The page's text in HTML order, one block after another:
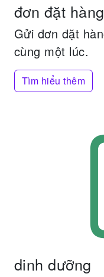
đơn đặt hàng
Gửi đơn đặt
cùng một lúc.
Tìm hiểu thêm
dinh dưỡng